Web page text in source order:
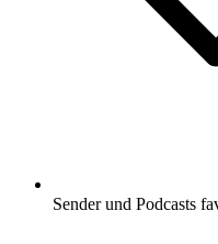
Sender und Podcasts